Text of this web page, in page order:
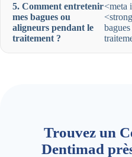
5. Comment entretenir
mes bagues ou
aligneurs pendant le
traitement ?
<meta
Trouvez un
Dentimad